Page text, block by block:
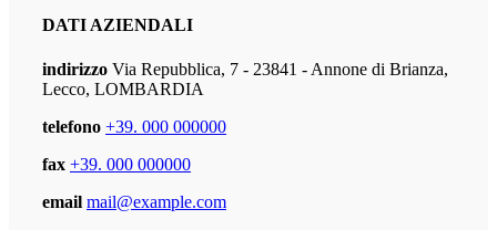
DATI AZIENDALI
indirizzo Via Repubblica, 7 - 23841 - Annone di Brianza,
Lecco, LOMBARDIA
telefono +39. 000 000000
fax +39. 000 000000
email mail@example.com